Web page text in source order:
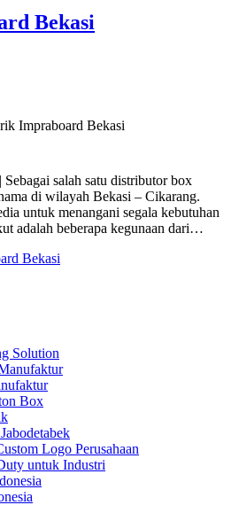
Bekasi
Impraboard Bekasi
salah satu distributor box
di wilayah Bekasi – Cikarang.
untuk menangani segala kebutuhan
adalah beberapa kegunaan dari…
Bekasi
Solution
Box
Logo Perusahaan
untuk Industri